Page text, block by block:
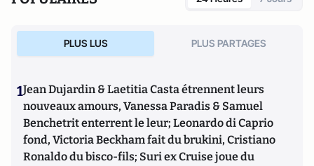
PLUS LUS PLUS PARTAGES
1Jean Dujardin & Laetitia Casta étrennent leurs
nouveaux amours, Vanessa Paradis & Samuel
Benchetrit enterrent le leur; Leonardo di Caprio
fond, Victoria Beckham fait du brukini, Cristiano
Ronaldo du bisco-fils; Suri ex Cruise joue du